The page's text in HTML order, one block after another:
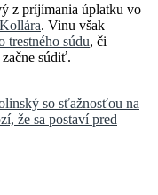
z príjímania úplatku vo
. Vinu však
trestného súdu, či
súdiť.
so sťažnosťou na
že sa postaví pred